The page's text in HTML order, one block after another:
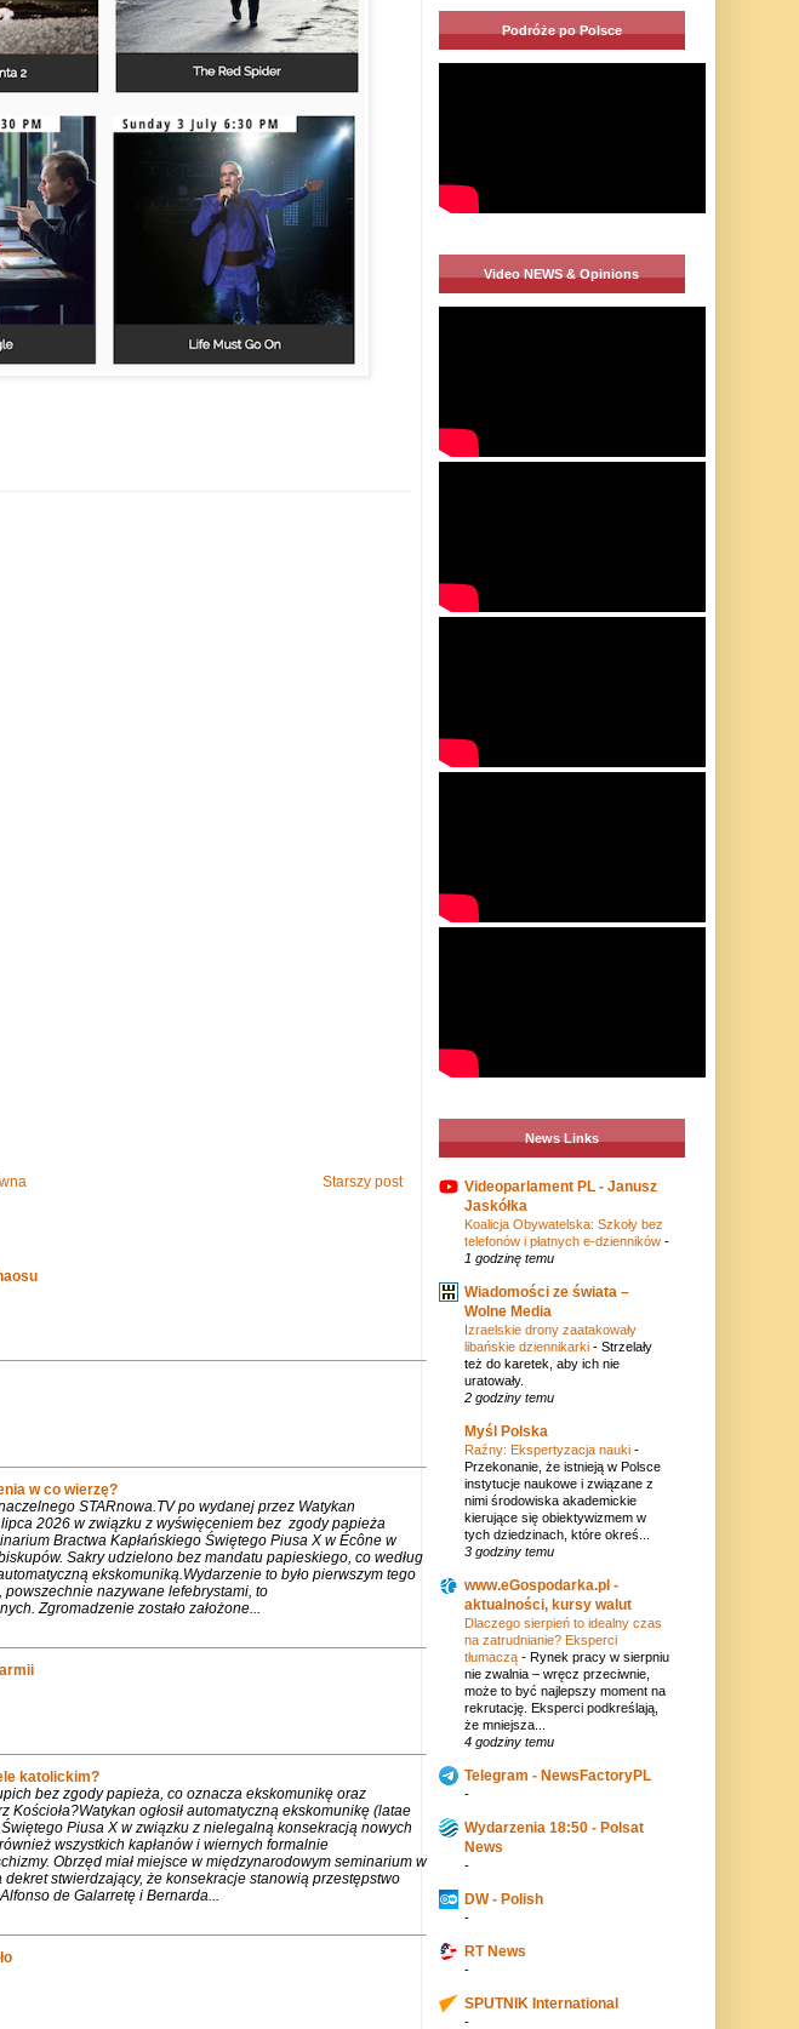
Starszy post
w co wierzę?
STARnowa.TV po wydanej przez Watykan
2026 w związku z wyświęceniem bez zgody papieża
Bractwa Kapłańskiego Świętego Piusa X w Écône w
Sakry udzielono bez mandatu papieskiego, co według
ekskomuniką.Wydarzenie to było pierwszym tego
powszechnie nazywane lefebrystami, to
Zgromadzenie zostało założone...
katolickim?
bez zgody papieża, co oznacza ekskomunikę oraz
ogłosił automatyczną ekskomunikę (latae
Piusa X w związku z nielegalną konsekracją nowych
wszystkich kapłanów i wiernych formalnie
Obrzęd miał miejsce w międzynarodowym seminarium w
stwierdzający, że konsekracje stanowią przestępstwo
de Galarretę i Bernarda...
Podróże po Polsce
Video NEWS & Opinions
News Links
Videoparlament PL - Janusz
Jaskółka
Koalicja Obywatelska: Szkoły bez
telefonów i płatnych e-dzienników -
1 godzinę temu
Wiadomości ze świata –
Wolne Media
Izraelskie drony zaatakowały
libańskie dziennikarki - Strzelały
też do karetek, aby ich nie
uratowały.
2 godziny temu
Myśl Polska
Raźny: Ekspertyzacja nauki -
Przekonanie, że istnieją w Polsce
instytucje naukowe i związane z
nimi środowiska akademickie
kierujące się obiektywizmem w
tych dziedzinach, które okreś...
3 godziny temu
www.eGospodarka.pl -
aktualności, kursy walut
Dlaczego sierpień to idealny czas
na zatrudnianie? Eksperci
tłumaczą - Rynek pracy w sierpniu
nie zwalnia – wręcz przeciwnie,
może to być najlepszy moment na
rekrutację. Eksperci podkreślają,
że mniejsza...
4 godziny temu
Telegram - NewsFactoryPL
-
Wydarzenia 18:50 - Polsat
News
-
DW - Polish
-
RT News
-
SPUTNIK International
-